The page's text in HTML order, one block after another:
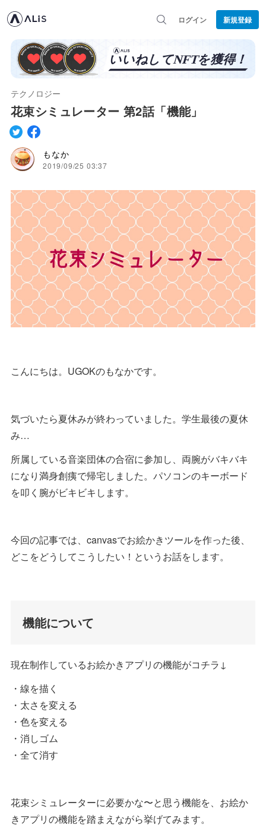
ログイン 新規登録
テクノロジー
花束シミュレーター 第2話「機能」
もなか
2019/09/25 03:37
こんにちは。UGOKのもなかです。
気づいたら夏休みが終わっていました。学生最後の夏休
み…
所属している音楽団体の合宿に参加し、両腕がバキバキ
になり満身創痍で帰宅しました。パソコンのキーボード
を叩く腕がビキビキします。
今回の記事では、canvasでお絵かきツールを作った後、
どこをどうしてこうしたい！というお話をします。
機能について
現在制作しているお絵かきアプリの機能がコチラ↓
・線を描く
・太さを変える
・色を変える
・消しゴム
・全て消す
花束シミュレーターに必要かな〜と思う機能を、お絵か
きアプリの機能を踏まえながら挙げてみます。